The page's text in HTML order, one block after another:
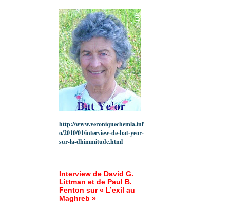
http://www.veroniquechemla.inf
o/2010/01/interview-de-bat-yeor-
sur-la-dhimmitude.html
Interview de David G.
Littman et de Paul B.
Fenton sur « L’exil au
Maghreb »